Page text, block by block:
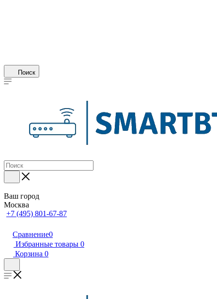
Поиск
Ваш город
Москва
+7 (495) 801-67-87
Сравнение0
Избранные товары 0
Корзина 0